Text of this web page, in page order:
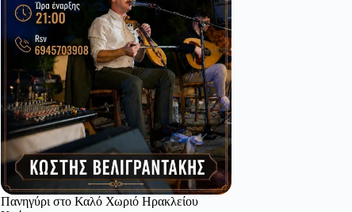
Πανηγύρι στο Καλό Χωριό Ηρακλείου